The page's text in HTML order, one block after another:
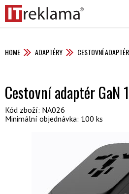
HOME ADAPTÉRY CESTOVNÍ
Cestovní adaptér GaN
Kód zboží: NA026
Minimální objednávka: 100 ks